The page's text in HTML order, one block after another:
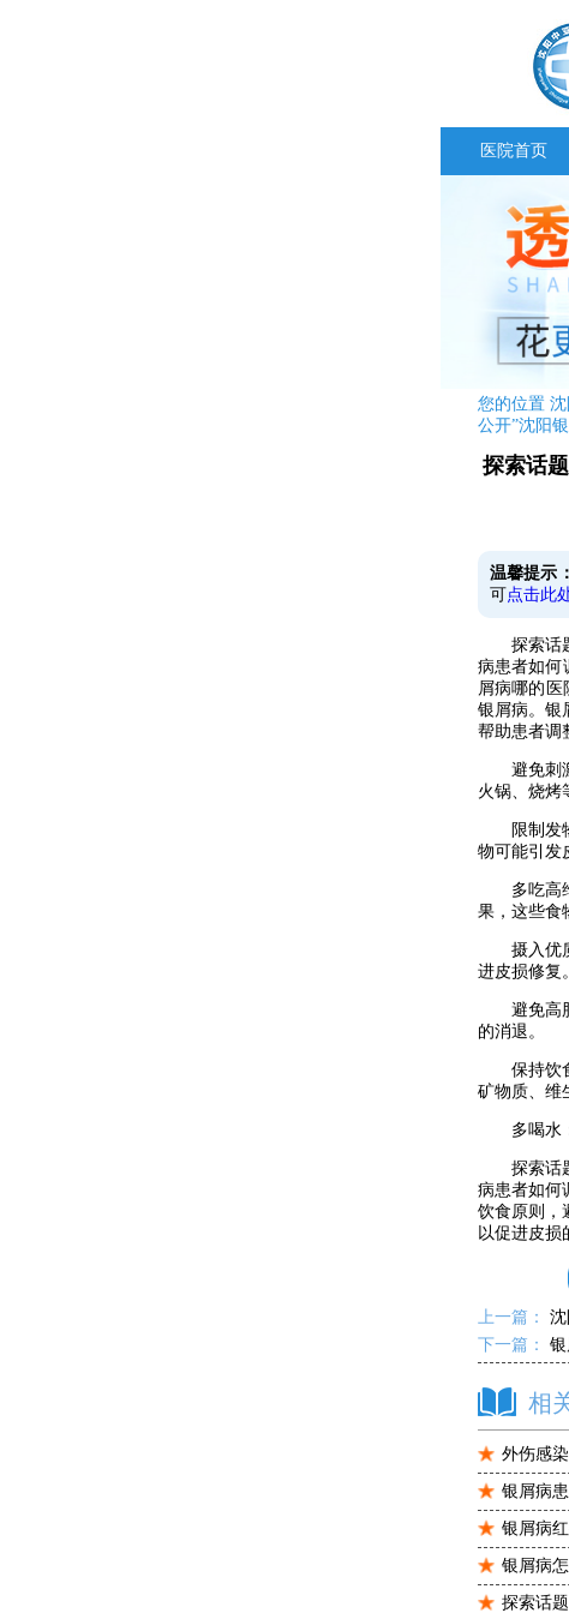
医院首页
您的位置沈
公开”沈阳
探索话
温馨提示：
可点击此
探索话题
病患者如何
屑病哪的医
银屑病。银
帮助患者调
避免刺激
火锅、烧烤
限制发物
物可能引发
多吃高维
果，这些食
摄入优质
进皮损修复。
避免高脂
的消退。
保持饮食
矿物质、维
多喝水：
探索话题
病患者如何
饮食原则，
以促进皮损
上一篇：
下一篇：
相
外伤感
银屑病
银屑病
银屑病
探索话